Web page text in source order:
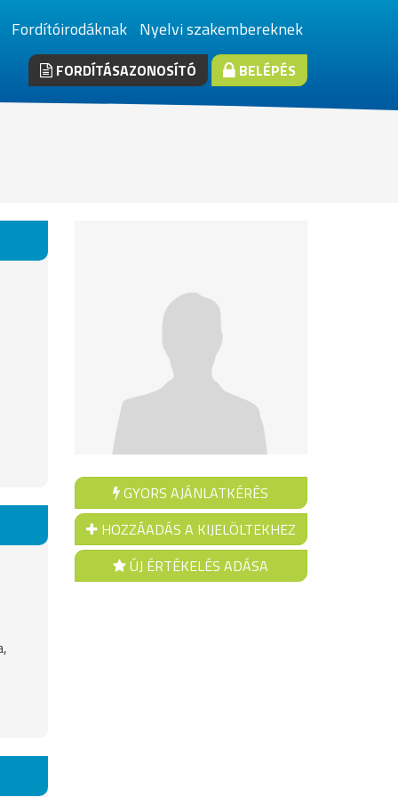
Fordítóirodáknak Nyelvi szakembereknek
FORDÍTÁSAZONOSÍTÓ BELÉPÉS
GYORS AJÁNLATKÉRÉS
HOZZÁADÁS A KIJELÖLTEKHEZ
ÚJ ÉRTÉKELÉS ADÁSA